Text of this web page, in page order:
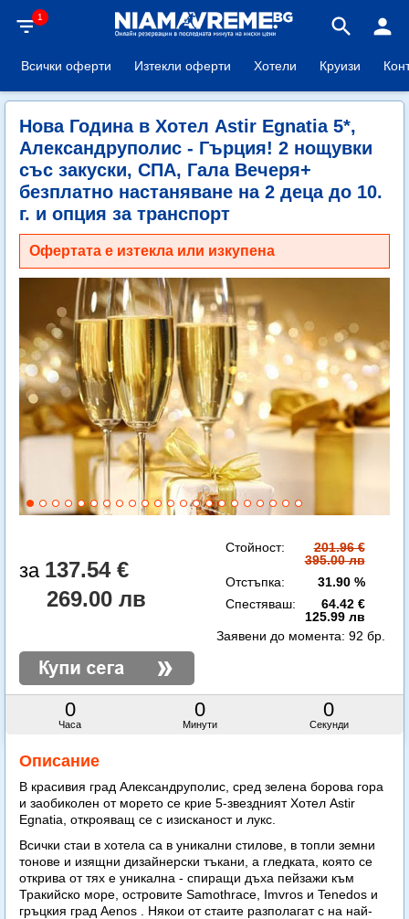
filter_list1 search person
Всички оферти Изтекли оферти Хотели Круизи
Нова Година в Хотел Astir Egnatia 5*,
Александруполис - Гърция! 2 нощувки
със закуски, СПА, Гала Вечеря+
безплатно настаняване на 2 деца до 10.
г. и опция за транспорт
Офертата е изтекла или изкупена
137.54 €
269.00 лв
Стойност:
201.96 €
395.00 лв
Отстъпка:
31.90 %
Спестяваш:
64.42 €
125.99 лв
0
Часа
0
Минути
0
Секунди
Заявени до момента: 92 бр.
Описание
В красивия град Александруполис, сред зелена борова гора
и заобиколен от морето се крие 5-звездният Хотел Astir
Egnatia, открояващ се с изисканост и лукс.
Всички стаи в хотела са в уникални стилове, в топли земни
тонове и изящни дизайнерски тъкани, а гледката, която се
открива от тях е уникална - спиращи дъха пейзажи към
Тракийско море, островите Samothrace, Imvros и Tenedos и
гръцкия град Aenos . Някои от стаите разполагат с на най-